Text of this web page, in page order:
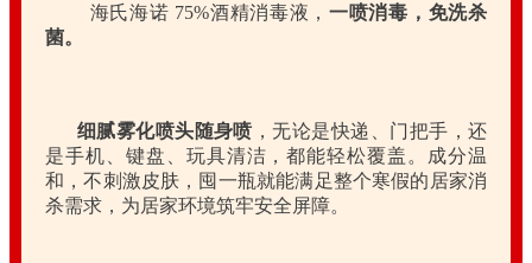
海氏海诺 75%酒精消毒液，一喷消毒，免洗杀
菌。
细腻雾化喷头随身喷 ，无论是快递、门把手，还
是手机、键盘、玩具清洁，都能轻松覆盖。成分温
和，不刺激皮肤，囤一瓶就能满足整个寒假的居家消
杀需求，为居家环境筑牢安全屏障。